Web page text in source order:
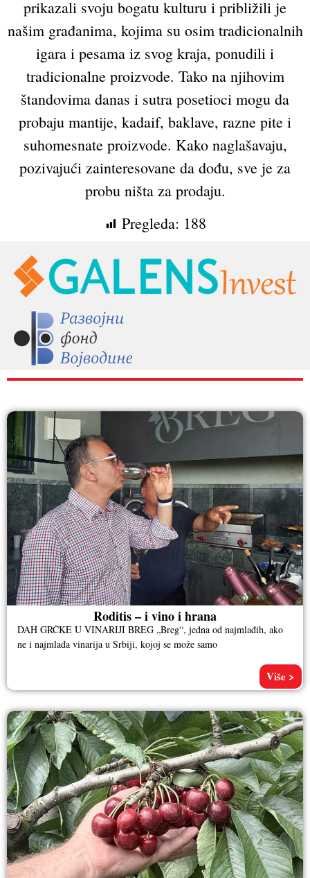
prikazali svoju bogatu kulturu i približili je
našim građanima, kojima su osim tradicionalnih
igara i pesama iz svog kraja, ponudili i
tradicionalne proizvode. Tako na njihovim
štandovima danas i sutra posetioci mogu da
probaju mantije, kadaif, baklave, razne pite i
suhomesnate proizvode. Kako naglašavaju,
pozivajući zainteresovane da dođu, sve je za
probu ništa za prodaju.
Pregleda: 188
RAZNO
Roditis – i vino i hrana
DAH GRČKE U VINARIJI BREG „Breg“, jedna od najmlađih, ako
ne i najmlađa vinarija u Srbiji, kojoj se može samo
Više >